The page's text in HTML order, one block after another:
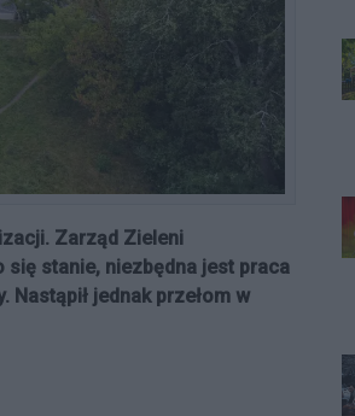
Zarząd Zieleni
stanie, niezbędna jest praca
jednak przełom w